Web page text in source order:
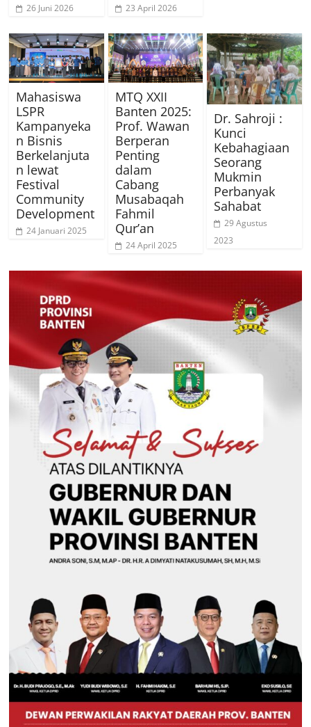
26 Juni 2026 23 April 2026
Mahasiswa
LSPR
Kampanyeka
n Bisnis
Berkelanjuta
n lewat
Festival
Community
Development
24 Januari 2025
MTQ XXII
Banten 2025:
Prof. Wawan
Berperan
Penting
dalam
Cabang
Musabaqah
Fahmil
Qur’an
24 April 2025
Dr. Sahroji :
Kunci
Kebahagiaan
Seorang
Mukmin
Perbanyak
Sahabat
29 Agustus
2023